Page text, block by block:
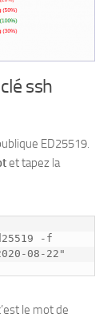
ssh
ED25519.
et tapez la
-f
08-22"
le mot de